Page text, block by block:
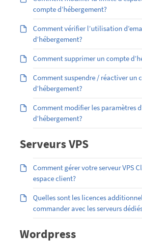
compte d’hébergement?
Comment vérifier l’utilisation
d’hébergement?
Comment supprimer un compte
Comment suspendre / réactiver un
d’hébergement?
Comment modifier les paramètres
d’hébergement?
Serveurs VPS
Comment gérer votre serveur VPS
espace client?
Quelles sont les licences
commander avec les serveurs
Wordpress